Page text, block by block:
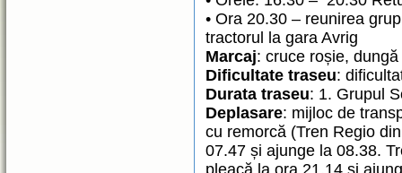
• Ora 20.30 – reunirea
tractorul la gara Avrig
Marcaj: cruce roșie,
Dificultate traseu:
Durata traseu: 1. Grupul
Deplasare: mijloc de
cu remorcă (Tren Regio
07.47 și ajunge la 08.38.
pleacă la ora 21.14 și